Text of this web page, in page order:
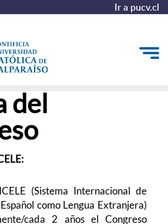
Ir a pucv.cl
del
(Sistema Internacional de
como Lengua Extranjera)
cada 2 años el Congreso